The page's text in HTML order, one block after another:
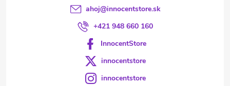
ahoj@innocentstore.sk
+421 948 660 160
InnocentStore
innocentstore
innocentstore